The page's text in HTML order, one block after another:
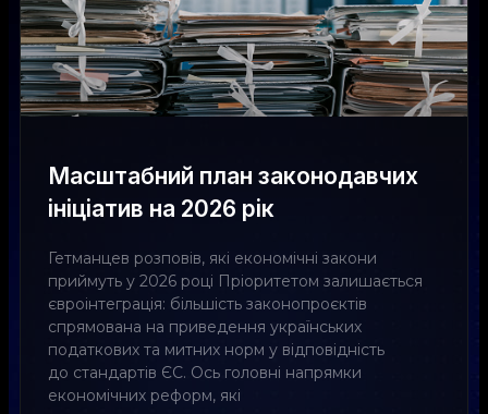
Масштабний план законодавчих
ініціатив на 2026 рік
Гетманцев розповів, які економічні закони
приймуть у 2026 році Пріоритетом залишається
євроінтеграція: більшість законопроєктів
спрямована на приведення українських
податкових та митних норм у відповідність
до стандартів ЄС. Ось головні напрямки
економічних реформ, які